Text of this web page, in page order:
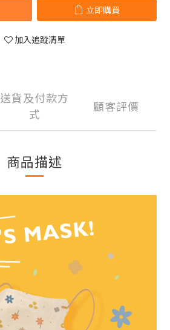
立即購買
加入追蹤清單
送貨及付款方
式
顧客評價
商品描述